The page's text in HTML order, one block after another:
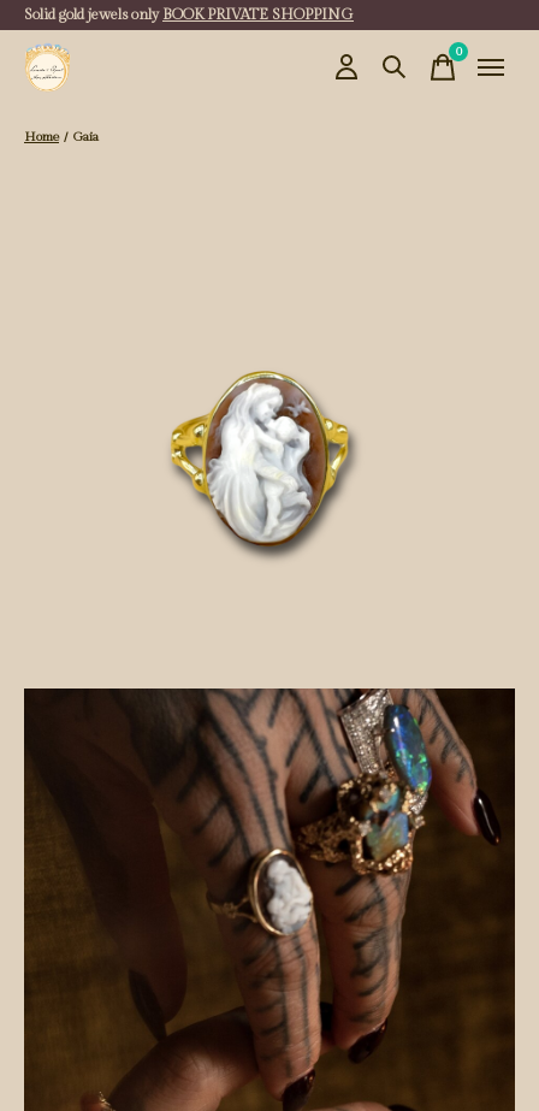
Solid gold jewels only BOOK PRIVATE SHOPPING
0items
Home / Gaia